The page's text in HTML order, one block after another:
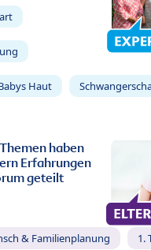
Haut
haben
Erfahrungen
geteilt
& Familienplanung 1.